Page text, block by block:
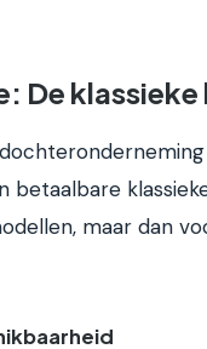
De
betaalbare
maar dan